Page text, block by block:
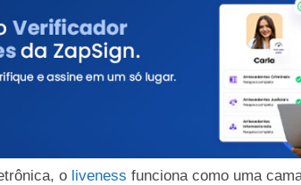
o liveness funciona como uma